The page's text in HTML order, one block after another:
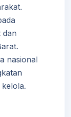
dan
nasional